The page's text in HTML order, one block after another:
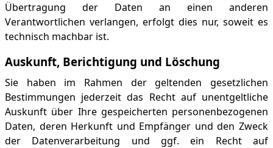
Übertragung der Daten an einen anderen
Verantwortlichen verlangen, erfolgt dies nur, soweit es
technisch machbar ist.
Auskunft, Berichtigung und Löschung
Sie haben im Rahmen der geltenden gesetzlichen
Bestimmungen jederzeit das Recht auf unentgeltliche
Auskunft über Ihre gespeicherten personenbezogenen
Daten, deren Herkunft und Empfänger und den Zweck
der Datenverarbeitung und ggf. ein Recht auf